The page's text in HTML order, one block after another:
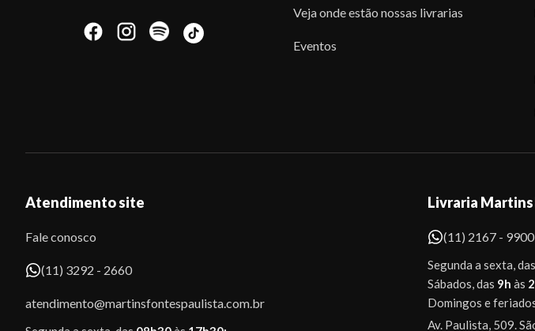
Veja onde estão nossas livrarias
Eventos
Atendimento site
Fale conosco
(11) 3292 - 2660
atendimento@martinsfontespaulista.com.br
Livraria
(11) 2167 - 9900
Segunda a sexta, das
Sábados, das 9h às
Domingos e
Av. Paulista, 509.